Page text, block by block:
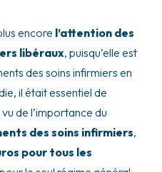
encore l’attention des
libéraux, puisqu’elle est
des soins infirmiers en
il était essentiel de
de l’importance du
des soins infirmiers,
pour tous les